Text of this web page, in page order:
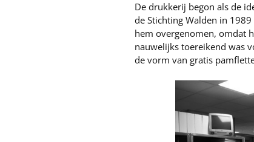
De drukkerij begon als de
de Stichting Walden in
hem overgenomen, omdat
nauwelijks toereikend was
de vorm van gratis